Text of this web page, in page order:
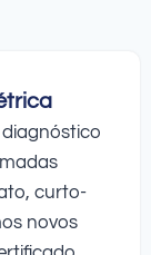
curto-
novos